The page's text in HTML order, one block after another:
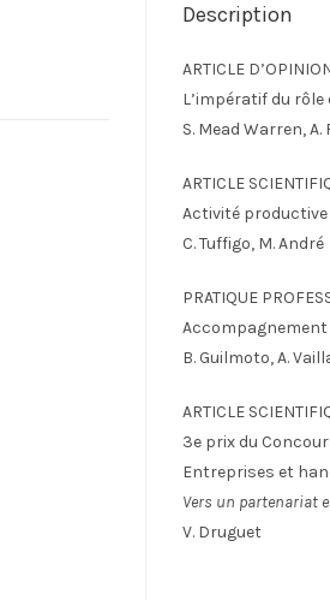
Description
ARTICLE
L’impératif du
S. Mead Warren, A.
ARTICLE
Activité
C. Tuffigo, M. André
PRATIQUE
B. Guilmoto, A.
ARTICLE
3e prix du
Entreprises et
Vers un partenariat
V. Druguet